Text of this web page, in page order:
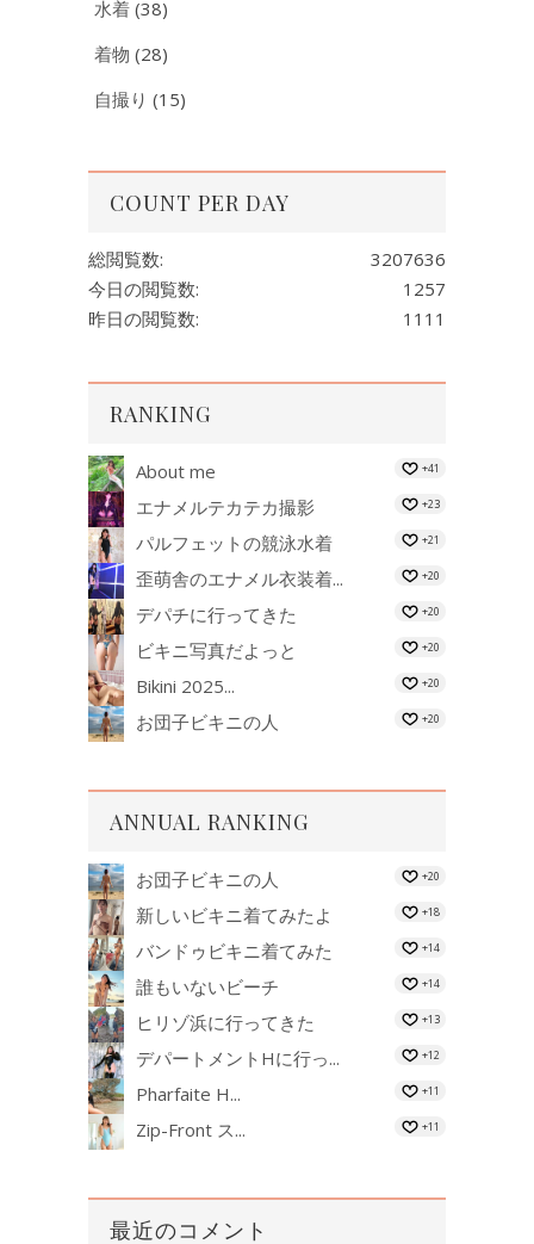
水着 (38)
着物 (28)
自撮り (15)
COUNT PER DAY
3207636
総閲覧数:
1257
今日の閲覧数:
1111
昨日の閲覧数:
RANKING
About me +41
エナメルテカテカ撮影 +23
パルフェットの競泳水着 +21
歪萌舎のエナメル衣装着... +20
デパチに行ってきた +20
ビキニ写真だよっと +20
Bikini 2025... +20
お団子ビキニの人 +20
ANNUAL RANKING
お団子ビキニの人 +20
新しいビキニ着てみたよ +18
バンドゥビキニ着てみた +14
誰もいないビーチ +14
ヒリゾ浜に行ってきた +13
デパートメントHに行っ... +12
Pharfaite H... +11
Zip-Front ス... +11
最近のコメント